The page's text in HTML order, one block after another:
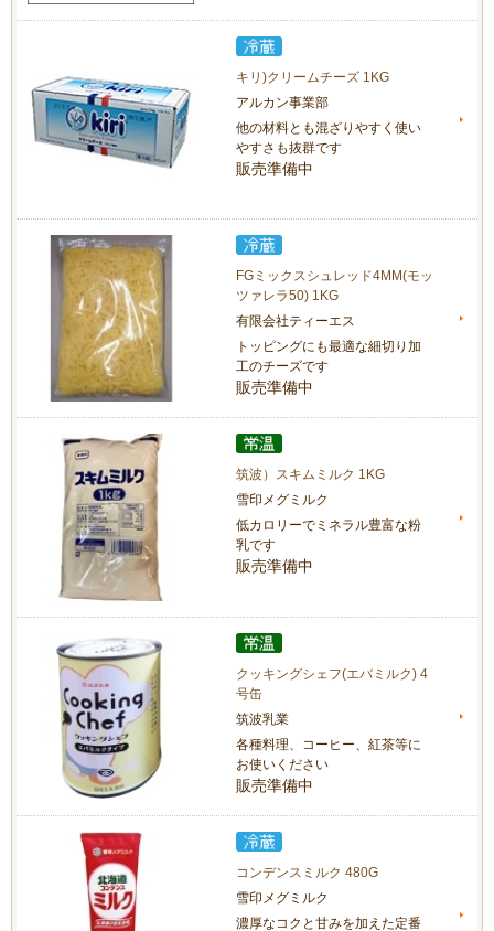
キリ)クリームチーズ 1KG
アルカン事業部
他の材料とも混ざりやすく使い
やすさも抜群です
販売準備中
FGミックスシュレッド4MM(モッ
ツァレラ50) 1KG
有限会社ティーエス
トッピングにも最適な細切り加
工のチーズです
販売準備中
筑波）スキムミルク 1KG
雪印メグミルク
低カロリーでミネラル豊富な粉
乳です
販売準備中
クッキングシェフ(エバミルク) 4
号缶
筑波乳業
各種料理、コーヒー、紅茶等に
お使いください
販売準備中
コンデンスミルク 480G
雪印メグミルク
濃厚なコクと甘みを加えた定番